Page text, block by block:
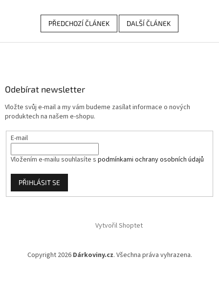
PŘEDCHOZÍ ČLÁNEK DALŠÍ ČLÁNEK
Odebírat newsletter
Vložte svůj e-mail a my vám budeme zasílat informace o nových
produktech na našem e-shopu.
E-mail
Vložením e-mailu souhlasíte s podmínkami ochrany osobních údajů
PŘIHLÁSIT SE
Vytvořil Shoptet
Copyright 2026 Dárkoviny.cz. Všechna práva vyhrazena.